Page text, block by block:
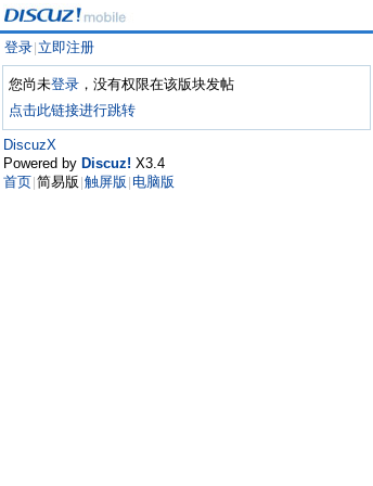
登录 立即注册
您尚未登录 ，没有权限在该版块发帖
点击此链接进行跳转
DiscuzX
Powered by Discuz! X3.4
首页 简易版 触屏版 电脑版